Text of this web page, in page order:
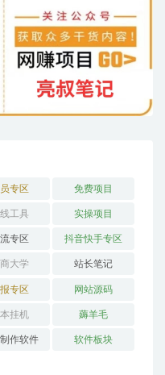
专区 免费项目
工具 实操项目
专区 抖音快手专区
大学 站长笔记
专区 网站源码
挂机 薅羊毛
作软件 软件板块